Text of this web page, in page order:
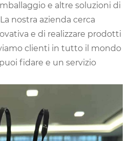
e altre soluzioni di
nostra azienda cerca
e di realizzare prodotti
clienti in tutto il mondo
fidare e un servizio